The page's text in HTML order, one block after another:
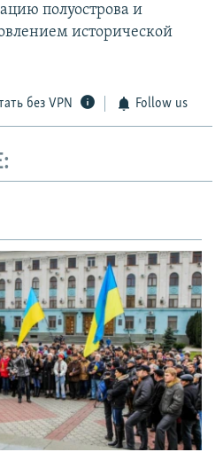
полуострова и
исторической
без VPN Follow us